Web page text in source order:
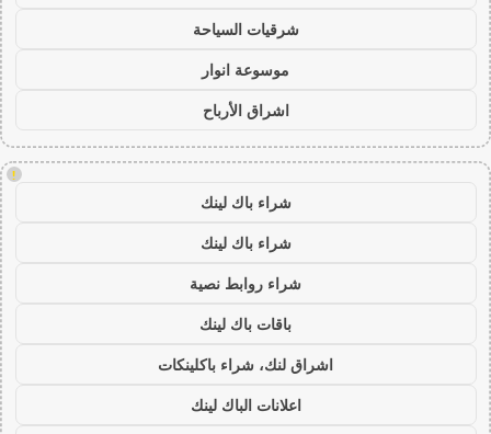
شرقيات السياحة
موسوعة انوار
اشراق الأرباح
!
شراء باك لينك
شراء باك لينك
شراء روابط نصية
باقات باك لينك
اشراق لنك، شراء باكلينكات
اعلانات الباك لينك